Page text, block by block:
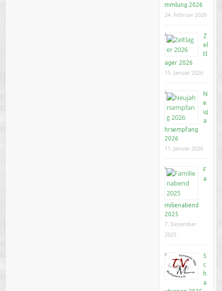
mmlung 2026
24. Februar 2026
Z
el
tl
ager 2026
15. Januar 2026
N
e
uj
a
hrsempfang
2026
11. Januar 2026
F
a
milienabend
2025
7. Dezember
2025
S
c
h
a